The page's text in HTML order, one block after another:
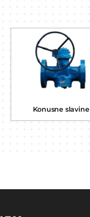
Konusne slavine